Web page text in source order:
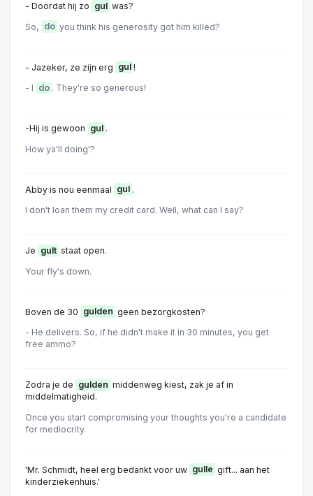
- Doordat hij zo gul was?
So, do you think his generosity got him killed?
- Jazeker, ze zijn erg gul !
- I do . They're so generous!
-Hij is gewoon gul .
How ya'll doing'?
Abby is nou eenmaal gul .
I don't loan them my credit card. Well, what can I say?
Je gult staat open.
Your fly's down.
Boven de 30 gulden geen bezorgkosten?
- He delivers. So, if he didn't make it in 30 minutes, you get
free ammo?
Zodra je de gulden middenweg kiest, zak je af in
middelmatigheid.
Once you start compromising your thoughts you're a candidate
for mediocrity.
'Mr. Schmidt, heel erg bedankt voor uw gulle gift... aan het
kinderziekenhuis.'